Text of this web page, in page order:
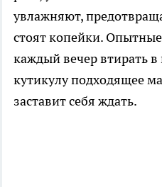
увлажняют,
стоят копейки.
каждый вечер втирать
кутикулу подходящее
заставит себя ждать.